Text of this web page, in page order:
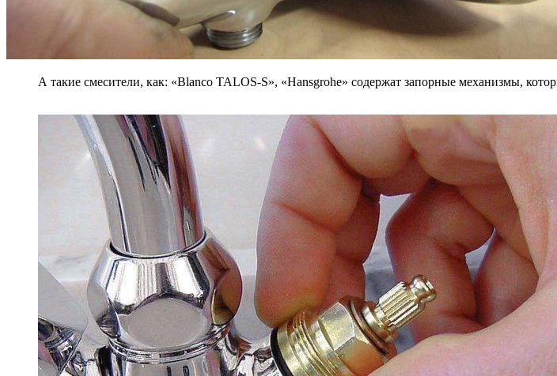
А такие смесители, как: «Blanco TALOS-S», «Hansgrohe» содержат запорные механизмы,